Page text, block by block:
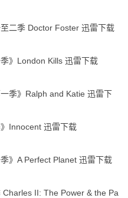
二季 Doctor Foster 迅雷下载
季》London Kills 迅雷下载
一季》Ralph and Katie 迅雷下
》Innocent 迅雷下载
季》A Perfect Planet 迅雷下载
Charles II: The Power & the Pa